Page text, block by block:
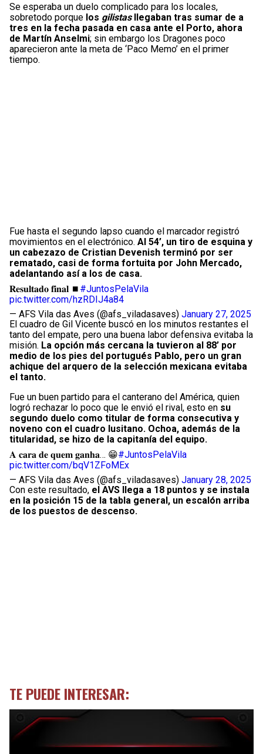
Se esperaba un duelo complicado para los locales,
sobretodo porque los gilistasllegaban tras sumar de a
tres en la fecha pasada en casa ante el Porto, ahora
de Martín Anselmi; sin embargo los Dragones poco
aparecieron ante la meta de ‘Paco Memo’ en el primer
tiempo.
Fue hasta el segundo lapso cuando el marcador registró
movimientos en el electrónico. Al 54’, un tiro de esquina y
un cabezazo de Cristian Devenish terminó por ser
rematado, casi de forma fortuita por John Mercado,
adelantando así a los de casa.
𝐑𝐞𝐬𝐮𝐥𝐭𝐚𝐝𝐨 𝐟𝐢𝐧𝐚𝐥 ⏹️ #JuntosPelaVila
pic.twitter.com/hzRDIJ4a84
— AFS Vila das Aves (@afs_viladasaves) January 27, 2025
El cuadro de Gil Vicente buscó en los minutos restantes el
tanto del empate, pero una buena labor defensiva evitaba la
misión. La opción más cercana la tuvieron al 88’ por
medio de los pies del portugués Pablo, pero un gran
achique del arquero de la selección mexicana evitaba
el tanto.
Fue un buen partido para el canterano del América, quien
logró rechazar lo poco que le envió el rival, esto en su
segundo duelo como titular de forma consecutiva y
noveno con el cuadro lusitano. Ochoa, además de la
titularidad, se hizo de la capitanía del equipo.
𝐀 𝐜𝐚𝐫𝐚 𝐝𝐞 𝐪𝐮𝐞𝐦 𝐠𝐚𝐧𝐡𝐚… 😁#JuntosPelaVila
pic.twitter.com/bqV1ZFoMEx
— AFS Vila das Aves (@afs_viladasaves) January 28, 2025
Con este resultado, el AVS llega a 18 puntos y se instala
en la posición 15 de la tabla general, un escalón arriba
de los puestos de descenso.
TE PUEDE INTERESAR: